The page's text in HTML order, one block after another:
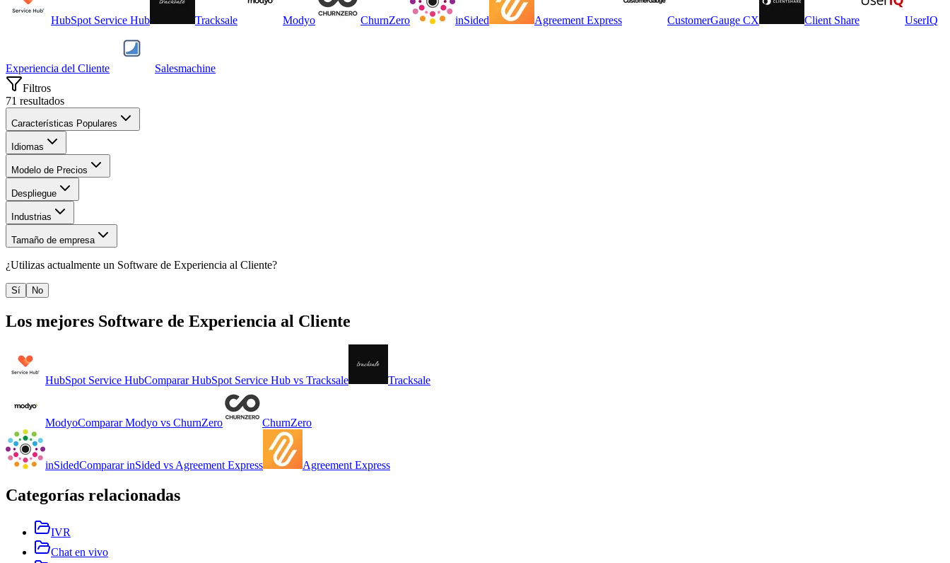
HubSpot Service Hub Tracksale Modyo ChurnZero inSided Agreement Express CustomerGauge CX Client Share UserIQ
Experiencia del Cliente
Salesmachine
Filtros
71 resultados
Características Populares
Idiomas
Modelo de Precios
Despliegue
Industrias
Tamaño de empresa
¿Utilizas actualmente un Software de Experiencia al Cliente?
Sí No
Los mejores Software de Experiencia al Cliente
HubSpot Service HubComparar HubSpot Service Hub vs Tracksale Tracksale
ModyoComparar Modyo vs ChurnZero ChurnZero
inSidedComparar inSided vsAgreement Express Agreement Express
Categorías relacionadas
IVR
Chat en vivo